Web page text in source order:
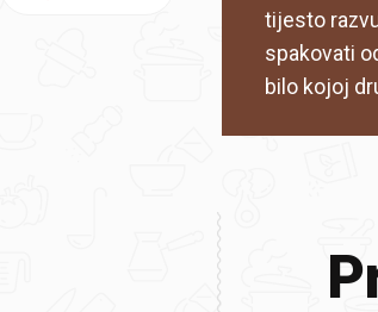
tijesto
spakovati
bilo kojoj